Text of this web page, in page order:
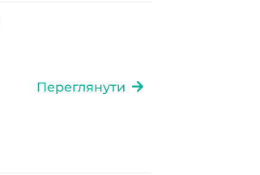
Переглянути